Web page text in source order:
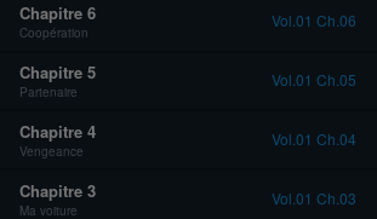
Chapitre 6
Coopération
Vol.01 Ch.06
Chapitre 5
Partenaire
Vol.01 Ch.05
Chapitre 4
Vengeance
Vol.01 Ch.04
Chapitre 3
Ma voiture
Vol.01 Ch.03